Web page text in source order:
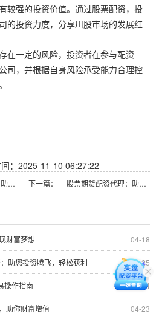
较强的投资价值。通过股票配资，投
的投资力度，分享川股市场的发展红
在一定的风险，投资者在参与配资
司，并根据自身风险承受能力合理控
：2025-11-10 06:27:22
线上股票配资公司：助您放大收益，把握市场先机 下一篇： 股票期货配资代理：助你投资更轻松
04-18
财富梦想
01-25
助您投资腾飞，轻松获利
06-24
操作指南
04-23
助你财富增值